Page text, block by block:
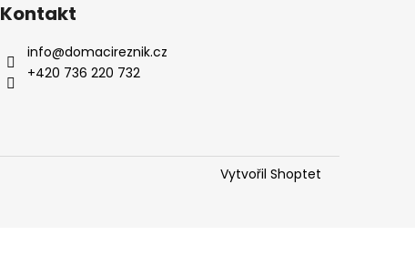
Kontakt
info@domacireznik.cz
+420 736 220 732
Vytvořil Shoptet